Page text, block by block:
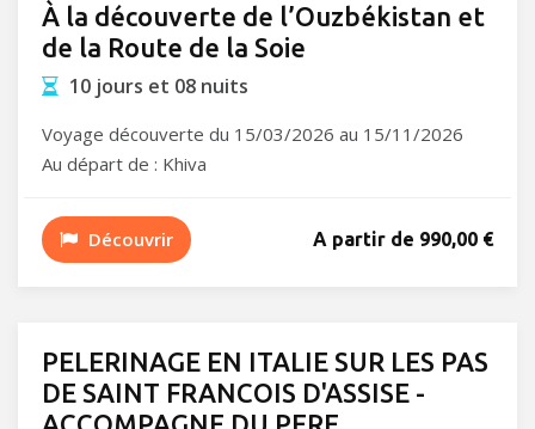
À la découverte de l’Ouzbékistan et
de la Route de la Soie
10 jours et 08 nuits
Voyage découverte du 15/03/2026 au 15/11/2026
Au départ de : Khiva
Découvrir A partir de 990,00 €
PELERINAGE EN ITALIE SUR LES PAS
DE SAINT FRANCOIS D'ASSISE -